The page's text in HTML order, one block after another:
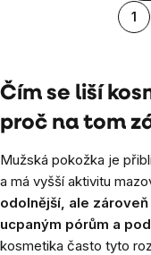
1
Čím se liší
proč na tom
Mužská pokožka je
a má vyšší aktivitu
odolnější, ale zároveň
ucpaným pórům a
kosmetika často tyto